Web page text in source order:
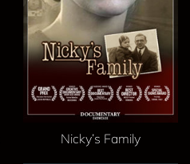
Nicky’s Family